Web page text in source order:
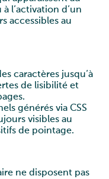
l’activation d’un
accessibles au
caractères jusqu’à
de lisibilité et
générés via CSS
visibles au
de pointage.
ne disposent pas